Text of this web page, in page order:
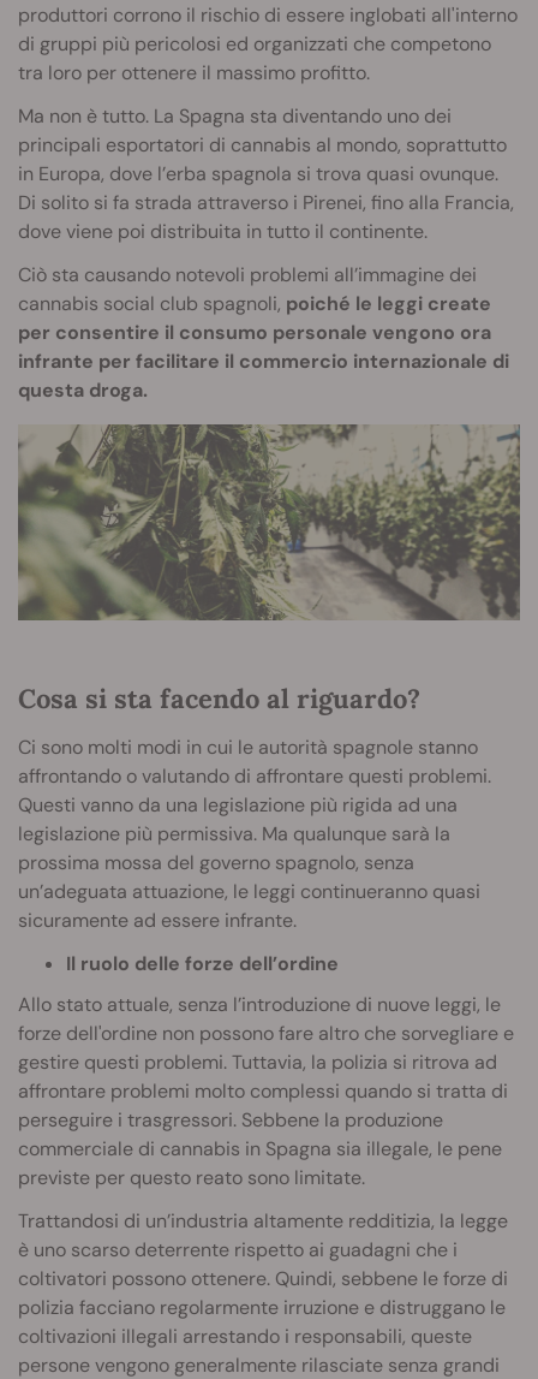
produttori corrono il rischio di essere inglobati all'interno
di gruppi più pericolosi ed organizzati che competono
tra loro per ottenere il massimo profitto.
Ma non è tutto. La Spagna sta diventando uno dei
principali esportatori di cannabis al mondo, soprattutto
in Europa, dove l’erba spagnola si trova quasi ovunque.
Di solito si fa strada attraverso i Pirenei, fino alla Francia,
dove viene poi distribuita in tutto il continente.
Ciò sta causando notevoli problemi all’immagine dei
cannabis social club spagnoli, poiché le leggi create
per consentire il consumo personale vengono ora
infrante per facilitare il commercio internazionale di
questa droga.
Cosa si sta facendo al riguardo?
Ci sono molti modi in cui le autorità spagnole stanno
affrontando o valutando di affrontare questi problemi.
Questi vanno da una legislazione più rigida ad una
legislazione più permissiva. Ma qualunque sarà la
prossima mossa del governo spagnolo, senza
un’adeguata attuazione, le leggi continueranno quasi
sicuramente ad essere infrante.
Il ruolo delle forze dell’ordine
Allo stato attuale, senza l’introduzione di nuove leggi, le
forze dell'ordine non possono fare altro che sorvegliare e
gestire questi problemi. Tuttavia, la polizia si ritrova ad
affrontare problemi molto complessi quando si tratta di
perseguire i trasgressori. Sebbene la produzione
commerciale di cannabis in Spagna sia illegale, le pene
previste per questo reato sono limitate.
Trattandosi di un’industria altamente redditizia, la legge
è uno scarso deterrente rispetto ai guadagni che i
coltivatori possono ottenere. Quindi, sebbene le forze di
polizia facciano regolarmente irruzione e distruggano le
coltivazioni illegali arrestando i responsabili, queste
persone vengono generalmente rilasciate senza grandi